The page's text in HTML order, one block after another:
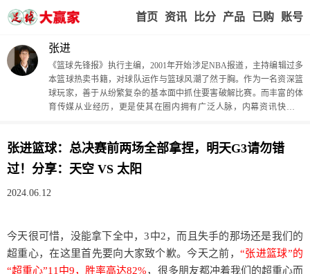
首页 赢家视点赛事比分实战版入口
我的
张进
《篮球先锋报》执行主编，2001年开始涉足NBA报道，主持编辑过多
本篮球热卖书籍，对球队运作与篮球风潮了然于胸。作为一名资深篮
球玩家，善于从纷繁复杂的基本面中抓住要害破解比赛。而丰富的体
育传媒从业经历，更是使其在圈内拥有广泛人脉，内幕资讯快人一
张进篮球：总决赛前两场全部拿捏，明天G3请勿错
过！分享：天空 VS 太阳
2024.06.12
今天很可惜，没能拿下全中，3中2，而且失手的那场还是我们的
超重心，在这里首先要向大家致个歉。今天之前，“张进篮球”的
“超重心”11中9，胜率高达82%，很多朋友都冲着我们的超重心而